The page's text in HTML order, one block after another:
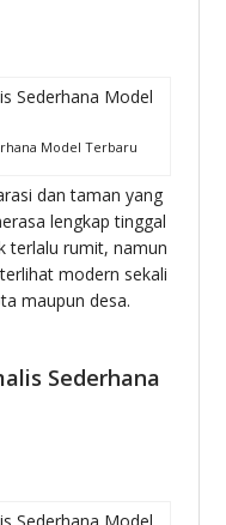
Model Terbaru
dan taman yang
lengkap tinggal
terlalu rumit, namun
modern sekali
maupun desa.
Sederhana